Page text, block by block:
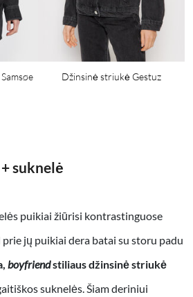
Džinsinė striukė Gestuz
suknelė
puikiai žiūrisi kontrastinguose
jų puikiai dera batai su storu padu
boyfriendstiliaus džinsinė striukė
suknelės. Šiam deriniui